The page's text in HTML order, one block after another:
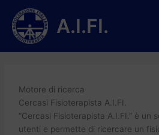
contenuto
A.I.FI.
Motore di ricerca
Cercasi Fisioterapista A.I.FI.
“Cercasi Fisioterapista A.I.FI.” è un
utenti e permette di ricercare un